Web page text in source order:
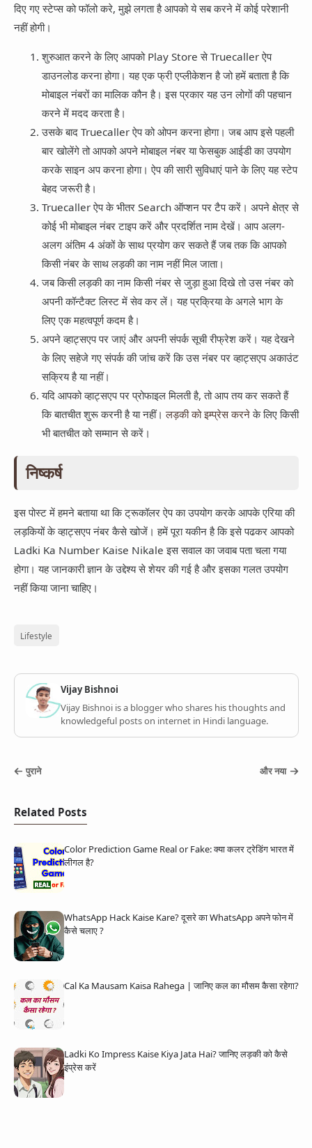
दिए गए स्टेप्स को फॉलो करे, मुझे लगता है आपको ये सब करने में कोई परेशानी
नहीं होगी।
शुरुआत करने के लिए आपको Play Store से Truecaller ऐप
डाउनलोड करना होगा। यह एक फ्री एप्लीकेशन है जो हमें बताता है कि
मोबाइल नंबरों का मालिक कौन है। इस प्रकार यह उन लोगों की पहचान
करने में मदद करता है।
उसके बाद Truecaller ऐप को ओपन करना होगा। जब आप इसे पहली
बार खोलेंगे तो आपको अपने मोबाइल नंबर या फेसबुक आईडी का उपयोग
करके साइन अप करना होगा। ऐप की सारी सुविधाएं पाने के लिए यह स्टेप
बेहद जरूरी है।
Truecaller ऐप के भीतर Search ऑप्शन पर टैप करें। अपने क्षेत्र से
कोई भी मोबाइल नंबर टाइप करें और प्रदर्शित नाम देखें। आप अलग-
अलग अंतिम 4 अंकों के साथ प्रयोग कर सकते हैं जब तक कि आपको
किसी नंबर के साथ लड़की का नाम नहीं मिल जाता।
जब किसी लड़की का नाम किसी नंबर से जुड़ा हुआ दिखे तो उस नंबर को
अपनी कॉन्टैक्ट लिस्ट में सेव कर लें। यह प्रक्रिया के अगले भाग के
लिए एक महत्वपूर्ण कदम है।
अपने व्हाट्सएप पर जाएं और अपनी संपर्क सूची रीफ्रेश करें। यह देखने
के लिए सहेजे गए संपर्क की जांच करें कि उस नंबर पर व्हाट्सएप अकाउंट
सक्रिय है या नहीं।
यदि आपको व्हाट्सएप पर प्रोफाइल मिलती है, तो आप तय कर सकते हैं
कि बातचीत शुरू करनी है या नहीं।लड़की को इम्प्रेस करनेके लिए किसी
भी बातचीत को सम्मान से करें।
निष्कर्ष
इस पोस्ट में हमने बताया था कि ट्रूकॉलर ऐप का उपयोग करके आपके एरिया की
लड़कियों के व्हाट्सएप नंबर कैसे खोजें। हमें पूरा यकीन है कि इसे पढकर आपको
Ladki Ka Number Kaise Nikale इस सवाल का जवाब पता चला गया
होगा। यह जानकारी ज्ञान के उद्देश्य से शेयर की गई है और इसका गलत उपयोग
नहीं किया जाना चाहिए।
Lifestyle
Vijay Bishnoi
Vijay Bishnoi is a blogger who shares his thoughts and
knowledgeful posts on internet in Hindi language.
पुराने और नया
Related Posts
Color Prediction Game Real or Fake: क्या कलर ट्रेडिंग भारत में
लीगल है?
WhatsApp Hack Kaise Kare? दूसरे का WhatsApp अपने फोन में
कैसे चलाए ?
Cal Ka Mausam Kaisa Rahega | जानिए कल का मौसम कैसा रहेगा?
Ladki Ko Impress Kaise Kiya Jata Hai? जानिए लड़की को कैसे
इंप्रेस करें